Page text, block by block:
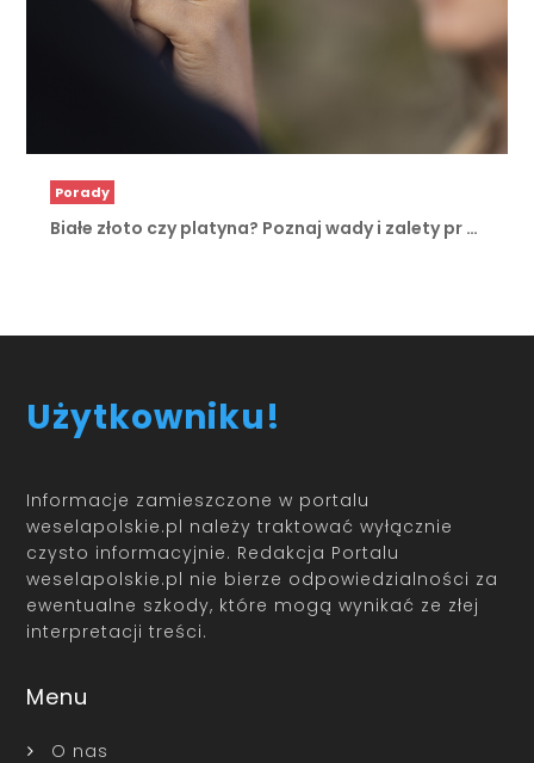
Porady
Białe złoto czy platyna? Poznaj wady i zalety pr …
Użytkowniku!
Informacje zamieszczone w portalu
weselapolskie.pl należy traktować wyłącznie
czysto informacyjnie. Redakcja Portalu
weselapolskie.pl nie bierze odpowiedzialności za
ewentualne szkody, które mogą wynikać ze złej
interpretacji treści.
Menu
O nas